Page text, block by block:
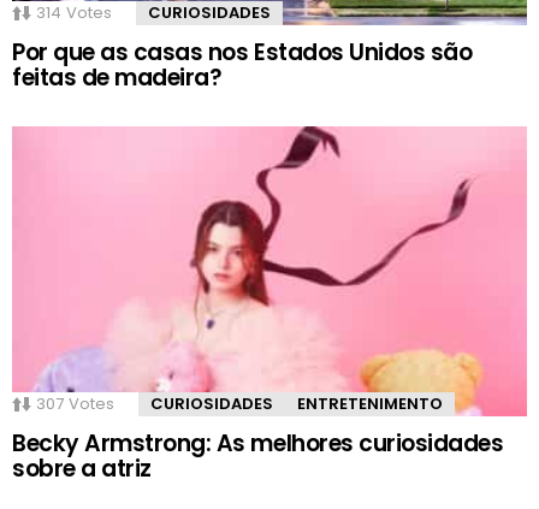
314 Votes CURIOSIDADES
Por que as casas nos Estados Unidos são
feitas de madeira?
307 Votes CURIOSIDADES ENTRETENIMENTO
Becky Armstrong: As melhores curiosidades
sobre a atriz